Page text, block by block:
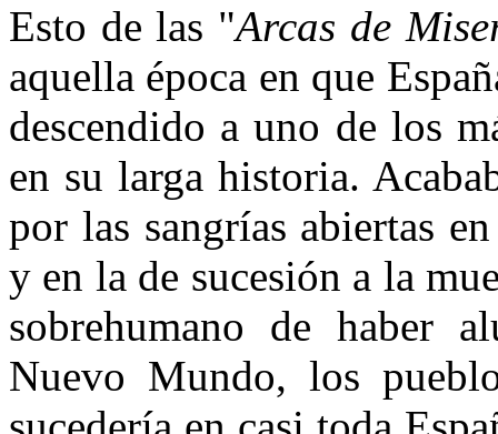
Esto de las "Arcas de
aquella época en que
descendido a uno de los
en su larga historia.
por las sangrías abiertas
y en la de sucesión a la
sobrehumano de haber
Nuevo Mundo, los